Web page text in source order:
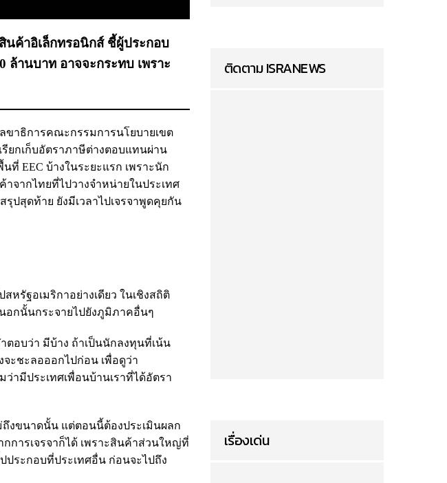
นค้าอิเล็กทรอนิกส์ ชี้ผู้ประกอบ
ล้านบาท อาจจะกระทบ เพราะ
ขาธิการคณะกรรมการนโยบายเขต
ยกเก็บอัตราภาษีต่างตอบแทนผ่าน
ที่ EEC บ้างในระยะแรก เพราะนัก
จากไทยที่ไปวางจำหน่ายในประเทศ
ปสุดท้าย ยังมีเวลาไปเจรจาพูดคุยกัน
หรัฐอเมริกาอย่างเดียว ในเชิงสถิติ
นอกนั้นกระจายไปยังภูมิภาคอื่นๆ
ตอบว่า มีบ้าง ถ้าเป็นนักลงทุนที่เน้น
ะชะลอออกไปก่อน เพื่อดูว่า
ามีประเทศเพื่อนบ้านเราที่ได้อัตรา
งขนาดนั้น แต่ตอนนี้ต้องประเมินผลก
การเจรจาก็ได้ เพราะสินค้าส่วนใหญ่ที่
ประกอบที่ประเทศอื่น ก่อนจะไปถึง
ติดตาม ISRANEWS
เรื่องเด่น